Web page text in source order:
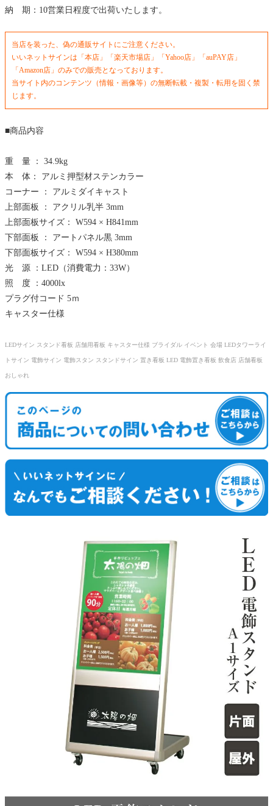
納 期：10営業日程度で出荷いたします。
当店を装った、偽の通販サイトにご注意ください。
いいネットサインは「本店」「楽天市場店」「Yahoo店」「auPAY店」
「Amazon店」のみでの販売となっております。
当サイト内のコンテンツ（情報・画像等）の無断転載・複製・転用を固く禁
じます。
■商品内容
重 量 ： 34.9kg
本 体： アルミ押型材ステンカラー
コーナー ： アルミダイキャスト
上部面板 ： アクリル乳半 3mm
上部面板サイズ： W594 × H841mm
下部面板 ： アートパネル黒 3mm
下部面板サイズ： W594 × H380mm
光 源 ：LED（消費電力：33W）
照 度 ：4000lx
プラグ付コード 5ｍ
キャスター仕様
LEDサイン スタンド看板 店舗用看板 キャスター仕様 ブライダル イベント 会場 LEDタワーライ
トサイン 電飾サイン 電飾スタン スタンドサイン 置き看板 LED 電飾置き看板 飲食店 店舗看板
おしゃれ